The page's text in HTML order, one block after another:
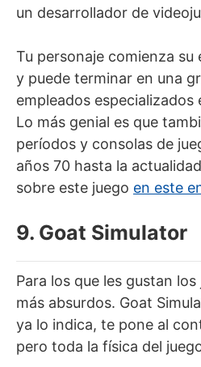
un desarrollador de
Tu personaje comienza su
y puede terminar en una
empleados especializados
Lo más genial es que
períodos y consolas de
años 70 hasta la
sobre este juego en este
9. Goat Simulator
Para los que les gustan
más absurdos. Goat
ya lo indica, te pone al
pero toda la física del